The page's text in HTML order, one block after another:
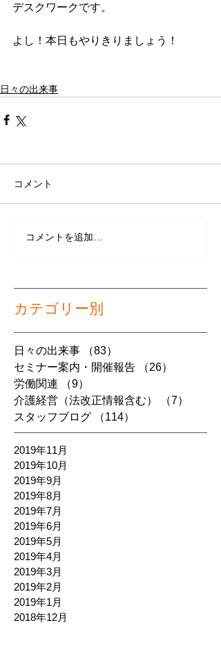
デスクワークです。
よし！本日もやりきりましょう！
日々の出来事
コメント
コメントを追加…
カテゴリー別
日々の出来事 （83）
セミナー案内・開催報告
（26）
労働関連
（9）
介護経営（法改正情報含む）
（7）
スタッフブログ
（114）
2019年11月
2019年10月
2019年9月
2019年8月
2019年7月
2019年6月
2019年5月
2019年4月
2019年3月
2019年2月
2019年1月
2018年12月